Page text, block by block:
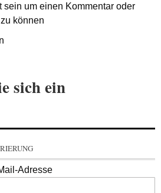
sein um einen Kommentar oder
können
sich ein
Adresse